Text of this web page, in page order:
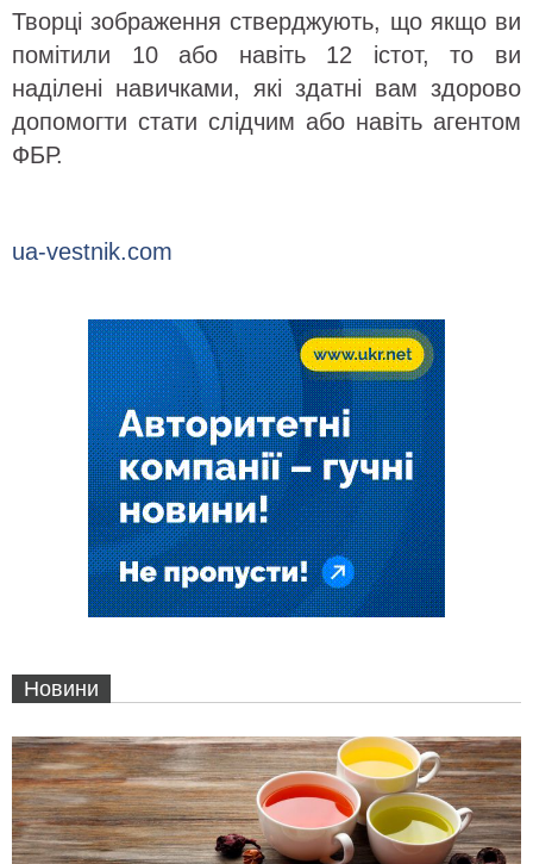
Творці зображення стверджують, що якщо ви
помітили 10 або навіть 12 істот, то ви
наділені навичками, які здатні вам здорово
допомогти стати слідчим або навіть агентом
ФБР.
ua-vestnik.com
Новини